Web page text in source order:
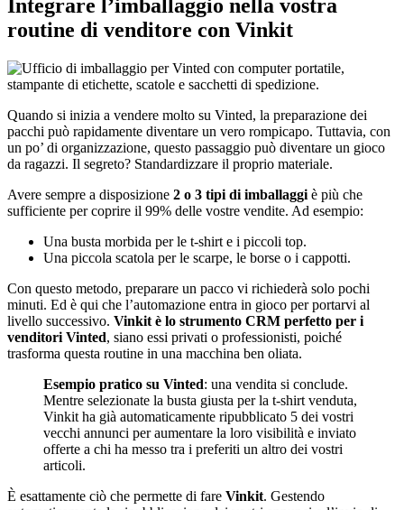
Integrare l’imballaggio nella vostra
routine di venditore con Vinkit
Quando si inizia a vendere molto su Vinted, la preparazione dei
pacchi può rapidamente diventare un vero rompicapo. Tuttavia, con
un po’ di organizzazione, questo passaggio può diventare un gioco
da ragazzi. Il segreto? Standardizzare il proprio materiale.
Avere sempre a disposizione 2 o 3 tipi di imballaggi è più che
sufficiente per coprire il 99% delle vostre vendite. Ad esempio:
Una busta morbida per le t-shirt e i piccoli top.
Una piccola scatola per le scarpe, le borse o i cappotti.
Con questo metodo, preparare un pacco vi richiederà solo pochi
minuti. Ed è qui che l’automazione entra in gioco per portarvi al
livello successivo. Vinkit è lo strumento CRM perfetto per i
venditori Vinted, siano essi privati o professionisti, poiché
trasforma questa routine in una macchina ben oliata.
Esempio pratico su Vinted: una vendita si conclude.
Mentre selezionate la busta giusta per la t-shirt venduta,
Vinkit ha già automaticamente ripubblicato 5 dei vostri
vecchi annunci per aumentare la loro visibilità e inviato
offerte a chi ha messo tra i preferiti un altro dei vostri
articoli.
È esattamente ciò che permette di fare Vinkit. Gestendo